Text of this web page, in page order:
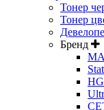
Тонер
Тонер
Бренд